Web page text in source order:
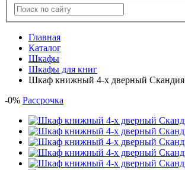
Главная
Каталог
Шкафы
Шкафы для книг
Шкаф книжный 4-х дверный Скандия
-0% Рассрочка